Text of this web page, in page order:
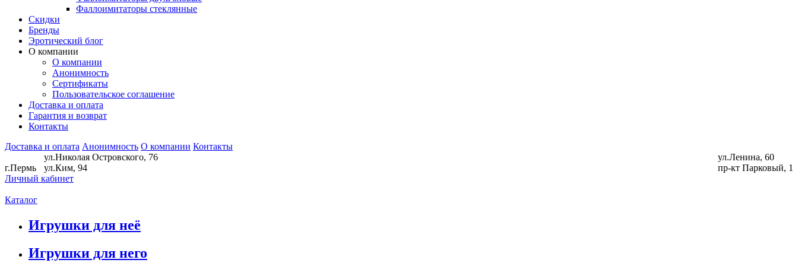
Фаллоимитаторы стеклянные
Скидки
Бренды
Эротический блог
О компании
О компании
Анонимность
Сертификаты
Пользовательское соглашение
Доставка и оплата
Гарантия и возврат
Контакты
Доставка и оплата Анонимность О компании Контакты
г.Пермь
ул.Николая Островского, 76
ул.Ким, 94
ул.Ленина, 60
пр-кт Парковый, 1
Личный кабинет
Каталог
Игрушки для неё
Игрушки для него